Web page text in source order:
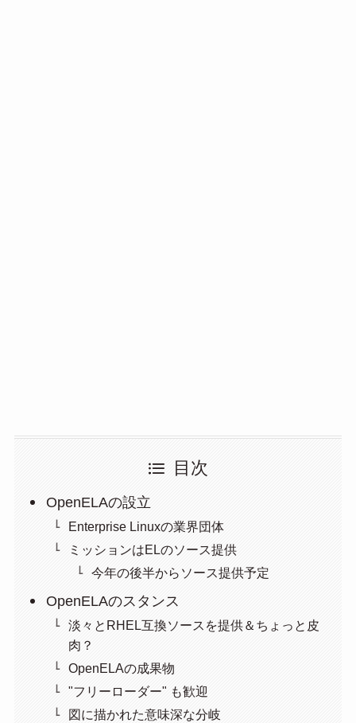
目次
OpenELAの設立
Enterprise Linuxの業界団体
ミッションはELのソース提供
今年の後半からソース提供予定
OpenELAのスタンス
淡々とRHEL互換ソースを提供＆ちょっと皮
肉？
OpenELAの成果物
"フリーローダー" も歓迎
図に描かれた意味深な分岐